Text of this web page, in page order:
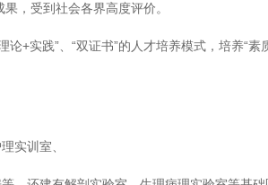
，受到社会各界高度评价。
+实践”、“双证书”的人才培养模式，培养“素
实训室、